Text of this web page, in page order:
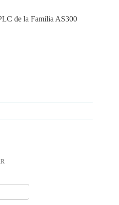
de la Familia AS300